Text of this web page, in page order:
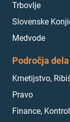
Trbovlje
Slovenske
Medvode
Področja dela
Kmetijstvo,
Pravo
Finance,